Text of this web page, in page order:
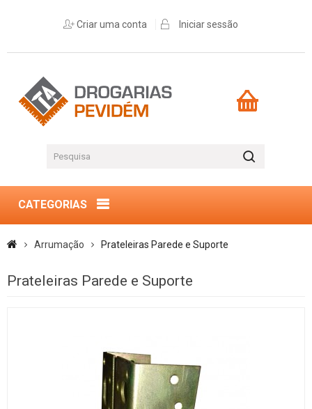
Criar uma conta Iniciar sessão
CATEGORIAS
Arrumação Prateleiras Parede e Suporte
Prateleiras Parede e Suporte